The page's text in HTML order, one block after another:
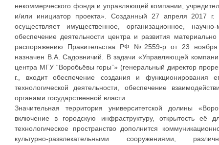
некоммерческого фонда и управляющей компании,
и/или инициатор проекта». Созданный 27 апреля 2017 г.
осуществляет имущественное, организационное, научно-
обеспечение деятельности центра и развития
распоряжению Правительства РФ №2559-р от 23
назначен В.А. Садовничий. В задачи «Управляющей
центра МГУ “Воробьёвы горы”» (генеральный директор
г., входит обеспечение создания и функционирования
технологической деятельности, обеспечение
органами государственной власти.
Значительная территория университетской долины
включение в городскую инфраструктуру, открытость её
технологическое пространство дополнится
культурно-развлекательными сооружениями,